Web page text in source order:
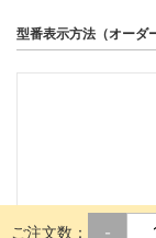
型番表示方法（オーダ
ご注文数： -